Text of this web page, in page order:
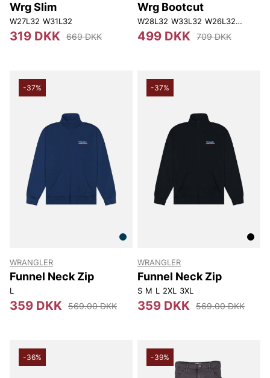
Wrg Slim
W27L32 W31L32
319 DKK 669 DKK
Wrg Bootcut
W28L32 W33L32 W26L32 W30L34
499 DKK 709 DKK
-37%
WRANGLER
Funnel Neck Zip
L
359 DKK 569.00 DKK
-37%
WRANGLER
Funnel Neck Zip
S M L 2XL 3XL
359 DKK 569.00 DKK
-36% -39%